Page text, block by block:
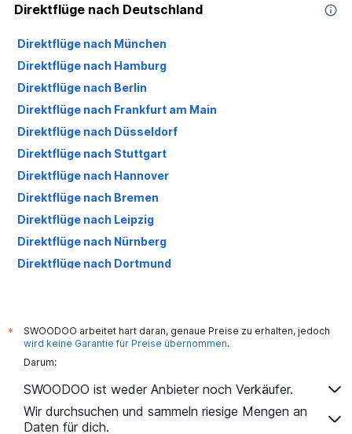
Direktflüge nach Deutschland
Direktflüge nach München
Direktflüge nach Hamburg
Direktflüge nach Berlin
Direktflüge nach Frankfurt am Main
Direktflüge nach Düsseldorf
Direktflüge nach Stuttgart
Direktflüge nach Hannover
Direktflüge nach Bremen
Direktflüge nach Leipzig
Direktflüge nach Nürnberg
Direktflüge nach Dortmund
*
SWOODOO arbeitet hart daran, genaue Preise zu erhalten, jedoch
wird keine Garantie für Preise übernommen.
Darum:
SWOODOO ist weder Anbieter noch Verkäufer.
Wir durchsuchen und sammeln riesige Mengen an
Daten für dich.